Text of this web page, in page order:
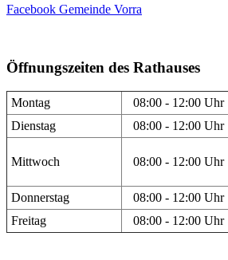
Facebook Gemeinde Vorra
Öffnungszeiten des Rathauses
Montag 08:00 - 12:00 Uhr
Dienstag
08:00 - 12:00 Uhr
Mittwoch 08:00 - 12:00 Uhr
Donnerstag 08:00 - 12:00 Uhr
Freitag
08:00 - 12:00 Uhr